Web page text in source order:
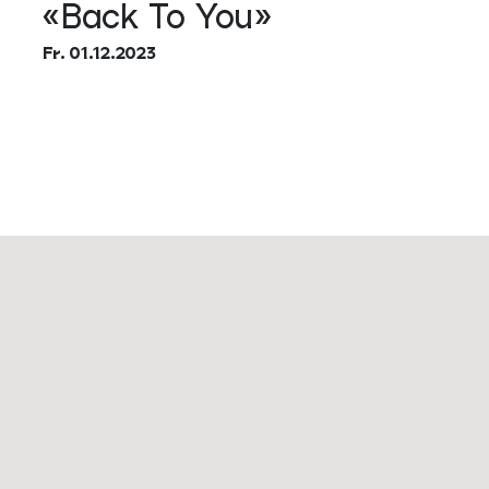
«Back To You»
Fr. 01.12.2023